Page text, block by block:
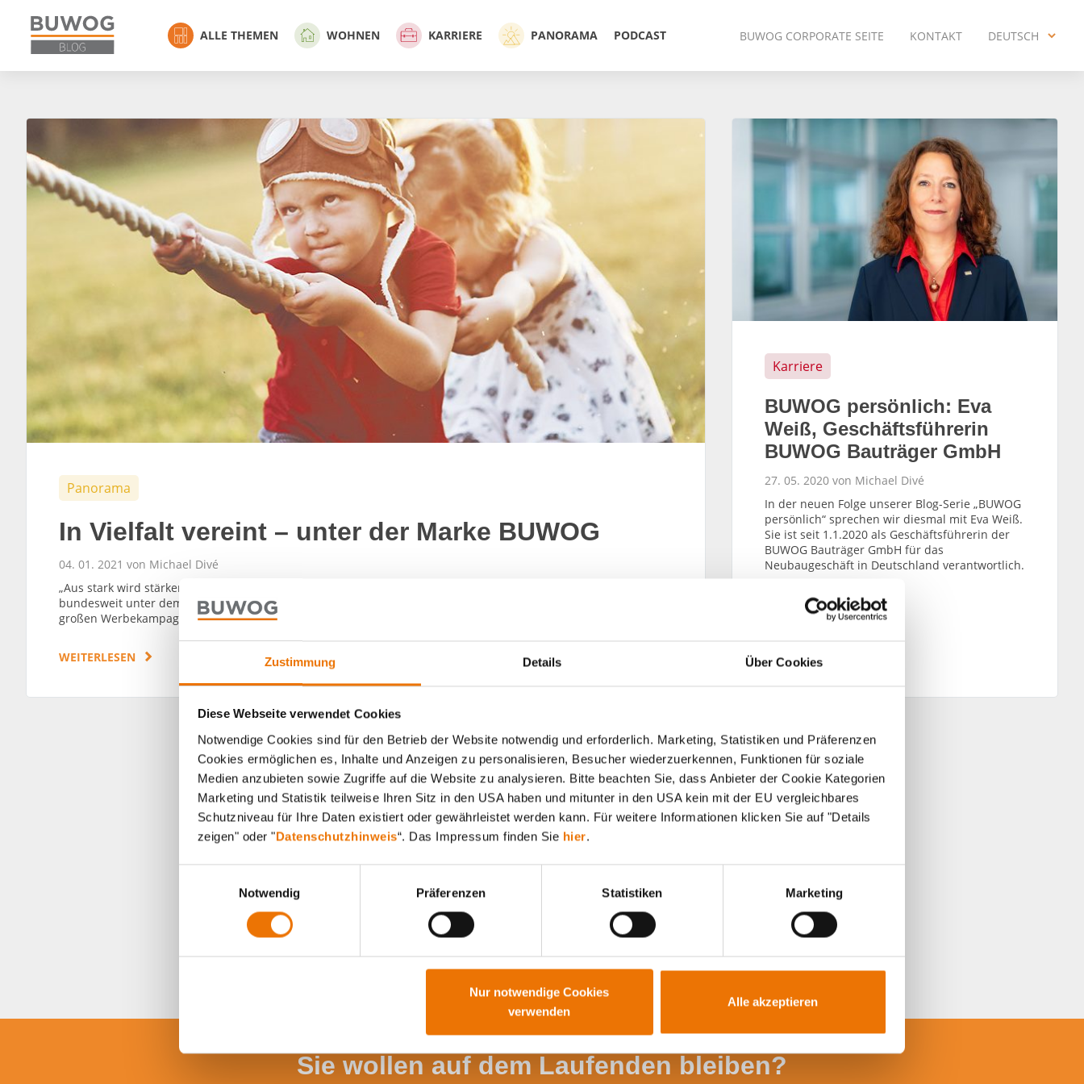
Zustimmung Details Über Cookies
Diese Webseite verwendet Cookies
Notwendige Cookies sind für den Betrieb der Website notwendig und erforderlich. Marketing, Statistiken und Präferenzen
Cookies ermöglichen es, Inhalte und Anzeigen zu personalisieren, Besucher wiederzuerkennen, Funktionen für soziale
Medien anzubieten sowie Zugriffe auf die Website zu analysieren. Bitte beachten Sie, dass Anbieter der Cookie Kategorien
Marketing und Statistik teilweise Ihren Sitz in den USA haben und mitunter in den USA kein mit der EU vergleichbares
Schutzniveau für Ihre Daten existiert oder gewährleistet werden kann. Für weitere Informationen klicken Sie auf "Details
zeigen" oder "Datenschutzhinweis“. Das Impressum finden Sie hier.
u
Notwendig Präferenzen Statistiken Marketing
Nur notwendige Cookies
verwenden
Alle akzeptieren
ALLE THEMEN WOHNEN KARRIERE PANORAMA PODCAST BUWOG CORPORATE SEITE KONTAKT DEUTSCH
DEUTSCH
Panorama
In Vielfalt vereint – unter der Marke BUWOG
04. 01. 2021 von Michael Divé
„Aus stark wird stärker“ – und aus Bien-Ries wird BUWOG. Mit Januar 2021 werden die Neubau-Aktivitäten
bundesweit unter dem einheitlichen Markennamen BUWOG geführt. Das Umbranding wird begleitet von einer
großen Werbekampagne.
WEITERLESEN
Karriere
BUWOG persönlich: Eva
Weiß, Geschäftsführerin
BUWOG Bauträger GmbH
27. 05. 2020 von Michael Divé
In der neuen Folge unserer Blog-Serie „BUWOG
persönlich“ sprechen wir diesmal mit Eva Weiß.
Sie ist seit 1.1.2020 als Geschäftsführerin der
BUWOG Bauträger GmbH für das
Neubaugeschäft in Deutschland verantwortlich.
WEITERLESEN
Alle Artikel durchsuchen
Sie wollen auf dem Laufenden bleiben?